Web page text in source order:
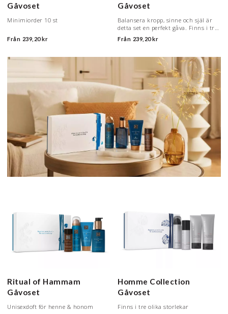
Gåvoset
Minimiorder 10 st
Från 239,20 kr
Gåvoset
Balansera kropp, sinne och själ är
detta set en perfekt gåva. Finns i tre
olika storlekar
Från 239,20 kr
Ritual of Hammam
Gåvoset
Unisexdoft för henne & honom
Homme Collection
Gåvoset
Finns i tre olika storlekar